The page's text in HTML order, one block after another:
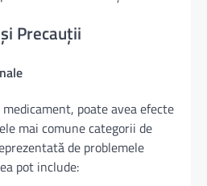
Precauții
poate avea efecte
mai comune categorii de
de problemele
pot include: